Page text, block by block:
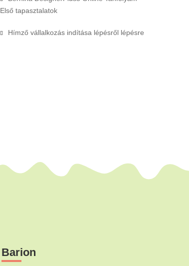
Első tapasztalatok
Hímző vállalkozás indítása lépésről lépésre
Barion